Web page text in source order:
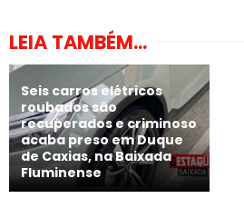
LEIA TAMBÉM...
Seis carros elétricos
roubados são
recuperados e criminoso
acaba preso em Duque
de Caxias, na Baixada
Fluminense